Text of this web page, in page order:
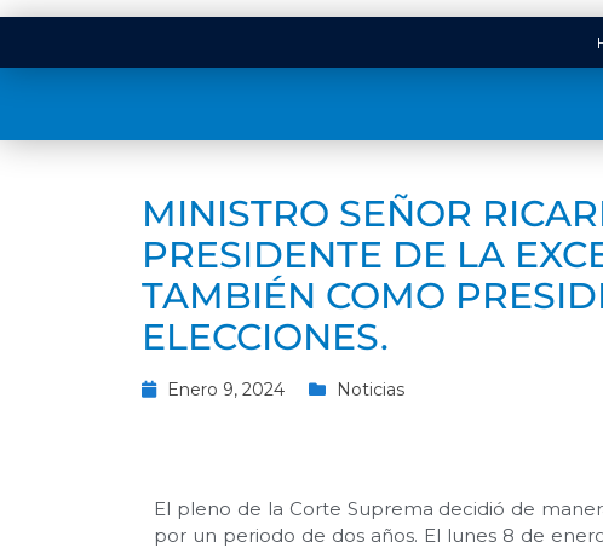
MINISTRO SEÑOR
PRESIDENTE DE LA
TAMBIÉN COMO
ELECCIONES.
Enero 9, 2024 Noticias
El pleno de la Corte Suprema decidió de
por un periodo de dos años. El lunes 8 de